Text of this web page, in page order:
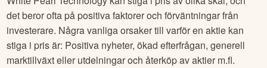
det beror ofta på positiva faktorer och förväntningar från
investerare. Några vanliga orsaker till varför en aktie kan
stiga i pris är: Positiva nyheter, ökad efterfrågan, generell
marktillväxt eller utdelningar och återköp av aktier m.fl.